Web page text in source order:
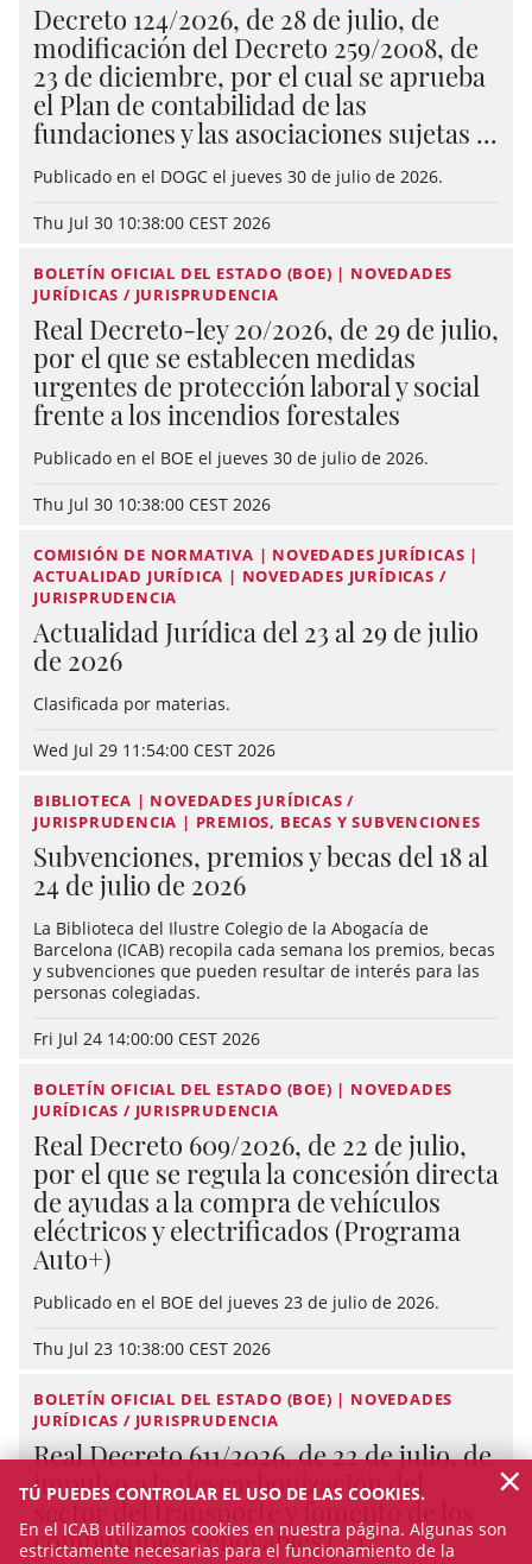
Decreto 124/2026, de 28 de julio, de
modificación del Decreto 259/2008, de
23 de diciembre, por el cual se aprueba
el Plan de contabilidad de las
fundaciones y las asociaciones sujetas ...
Publicado en el DOGC el jueves 30 de julio de 2026.
Thu Jul 30 10:38:00 CEST 2026
BOLETÍN OFICIAL DEL ESTADO (BOE) | NOVEDADES
JURÍDICAS / JURISPRUDENCIA
Real Decreto-ley 20/2026, de 29 de julio,
por el que se establecen medidas
urgentes de protección laboral y social
frente a los incendios forestales
Publicado en el BOE el jueves 30 de julio de 2026.
Thu Jul 30 10:38:00 CEST 2026
COMISIÓN DE NORMATIVA | NOVEDADES JURÍDICAS |
ACTUALIDAD JURÍDICA | NOVEDADES JURÍDICAS /
JURISPRUDENCIA
Actualidad Jurídica del 23 al 29 de julio
de 2026
Clasificada por materias.
Wed Jul 29 11:54:00 CEST 2026
BIBLIOTECA | NOVEDADES JURÍDICAS /
JURISPRUDENCIA | PREMIOS, BECAS Y SUBVENCIONES
Subvenciones, premios y becas del 18 al
24 de julio de 2026
La Biblioteca del Ilustre Colegio de la Abogacía de
Barcelona (ICAB) recopila cada semana los premios, becas
y subvenciones que pueden resultar de interés para las
personas colegiadas.
Fri Jul 24 14:00:00 CEST 2026
BOLETÍN OFICIAL DEL ESTADO (BOE) | NOVEDADES
JURÍDICAS / JURISPRUDENCIA
Real Decreto 609/2026, de 22 de julio,
por el que se regula la concesión directa
de ayudas a la compra de vehículos
eléctricos y electrificados (Programa
Auto+)
Publicado en el BOE del jueves 23 de julio de 2026.
Thu Jul 23 10:38:00 CEST 2026
BOLETÍN OFICIAL DEL ESTADO (BOE) | NOVEDADES
JURÍDICAS / JURISPRUDENCIA
Real Decreto 611/2026, de 22 de julio, de
impulso a la descarbonización del
sector del transporte y fomento de los
combustibles renovables (...)
TÚ PUEDES CONTROLAR EL USO DE LAS COOKIES.
En el ICAB utilizamos cookies en nuestra página. Algunas son
estrictamente necesarias para el funcionamiento de la
×